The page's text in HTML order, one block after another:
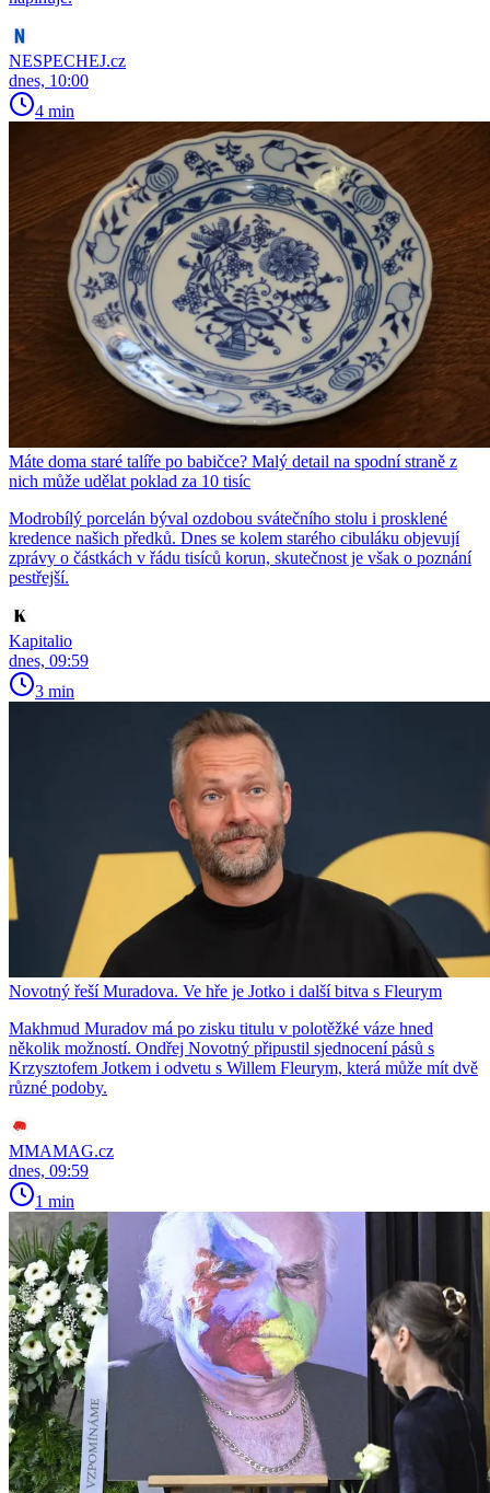
NESPECHEJ.cz
dnes, 10:00
4 min
Máte doma staré talíře po babičce? Malý detail na spodní straně z
nich může udělat poklad za 10 tisíc
Modrobílý porcelán býval ozdobou svátečního stolu i prosklené
kredence našich předků. Dnes se kolem starého cibuláku objevují
zprávy o částkách v řádu tisíců korun, skutečnost je však o poznání
pestřejší.
Kapitalio
dnes, 09:59
3 min
Novotný řeší Muradova. Ve hře je Jotko i další bitva s Fleurym
Makhmud Muradov má po zisku titulu v polotěžké váze hned
několik možností. Ondřej Novotný připustil sjednocení pásů s
Krzysztofem Jotkem i odvetu s Willem Fleurym, která může mít dvě
různé podoby.
MMAMAG.cz
dnes, 09:59
1 min